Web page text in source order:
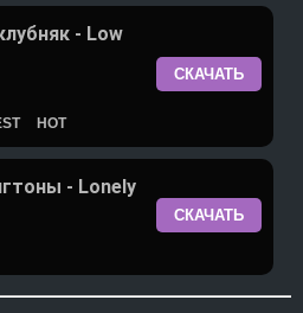
- Low
HOT
СКАЧАТЬ
- Lonely
СКАЧАТЬ